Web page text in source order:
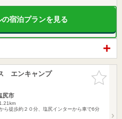
宿泊プランを見る
お気に入
りに追加
エンキャンプ
尻市
ら徒歩約２０分、塩尻インターから車で6分